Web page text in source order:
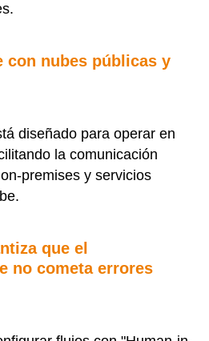
con nubes públicas y
diseñado para operar en
la comunicación
premises y servicios
que el
no cometa errores